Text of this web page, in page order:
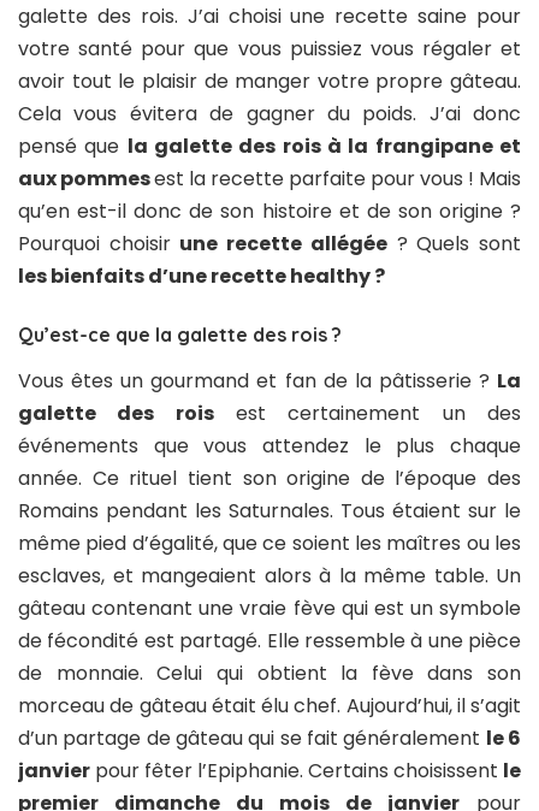
galette des rois. J’ai choisi une recette saine pour
votre santé pour que vous puissiez vous régaler et
avoir tout le plaisir de manger votre propre gâteau.
Cela vous évitera de gagner du poids. J’ai donc
pensé que la galette des rois à la frangipane et
aux pommesest la recette parfaite pour vous ! Mais
qu’en est-il donc de son histoire et de son origine ?
Pourquoi choisir une recette allégée? Quels sont
les bienfaits d’une recette healthy ?
Qu’est-ce que la galette des rois ?
Vous êtes un gourmand et fan de la pâtisserie ? La
galette des roisest certainement un des
événements que vous attendez le plus chaque
année. Ce rituel tient son origine de l’époque des
Romains pendant les Saturnales. Tous étaient sur le
même pied d’égalité, que ce soient les maîtres ou les
esclaves, et mangeaient alors à la même table. Un
gâteau contenant une vraie fève qui est un symbole
de fécondité est partagé. Elle ressemble à une pièce
de monnaie. Celui qui obtient la fève dans son
morceau de gâteau était élu chef. Aujourd’hui, il s’agit
d’un partage de gâteau qui se fait généralement le 6
janvier pour fêter l’Epiphanie. Certains choisissent le
premier dimanche du mois de janvier pour